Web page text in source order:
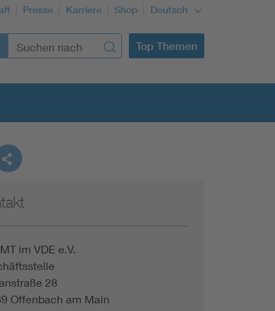
Presse Karriere Shop Deutsch
Top Themen
im VDE e.V.
28
Offenbach am Main